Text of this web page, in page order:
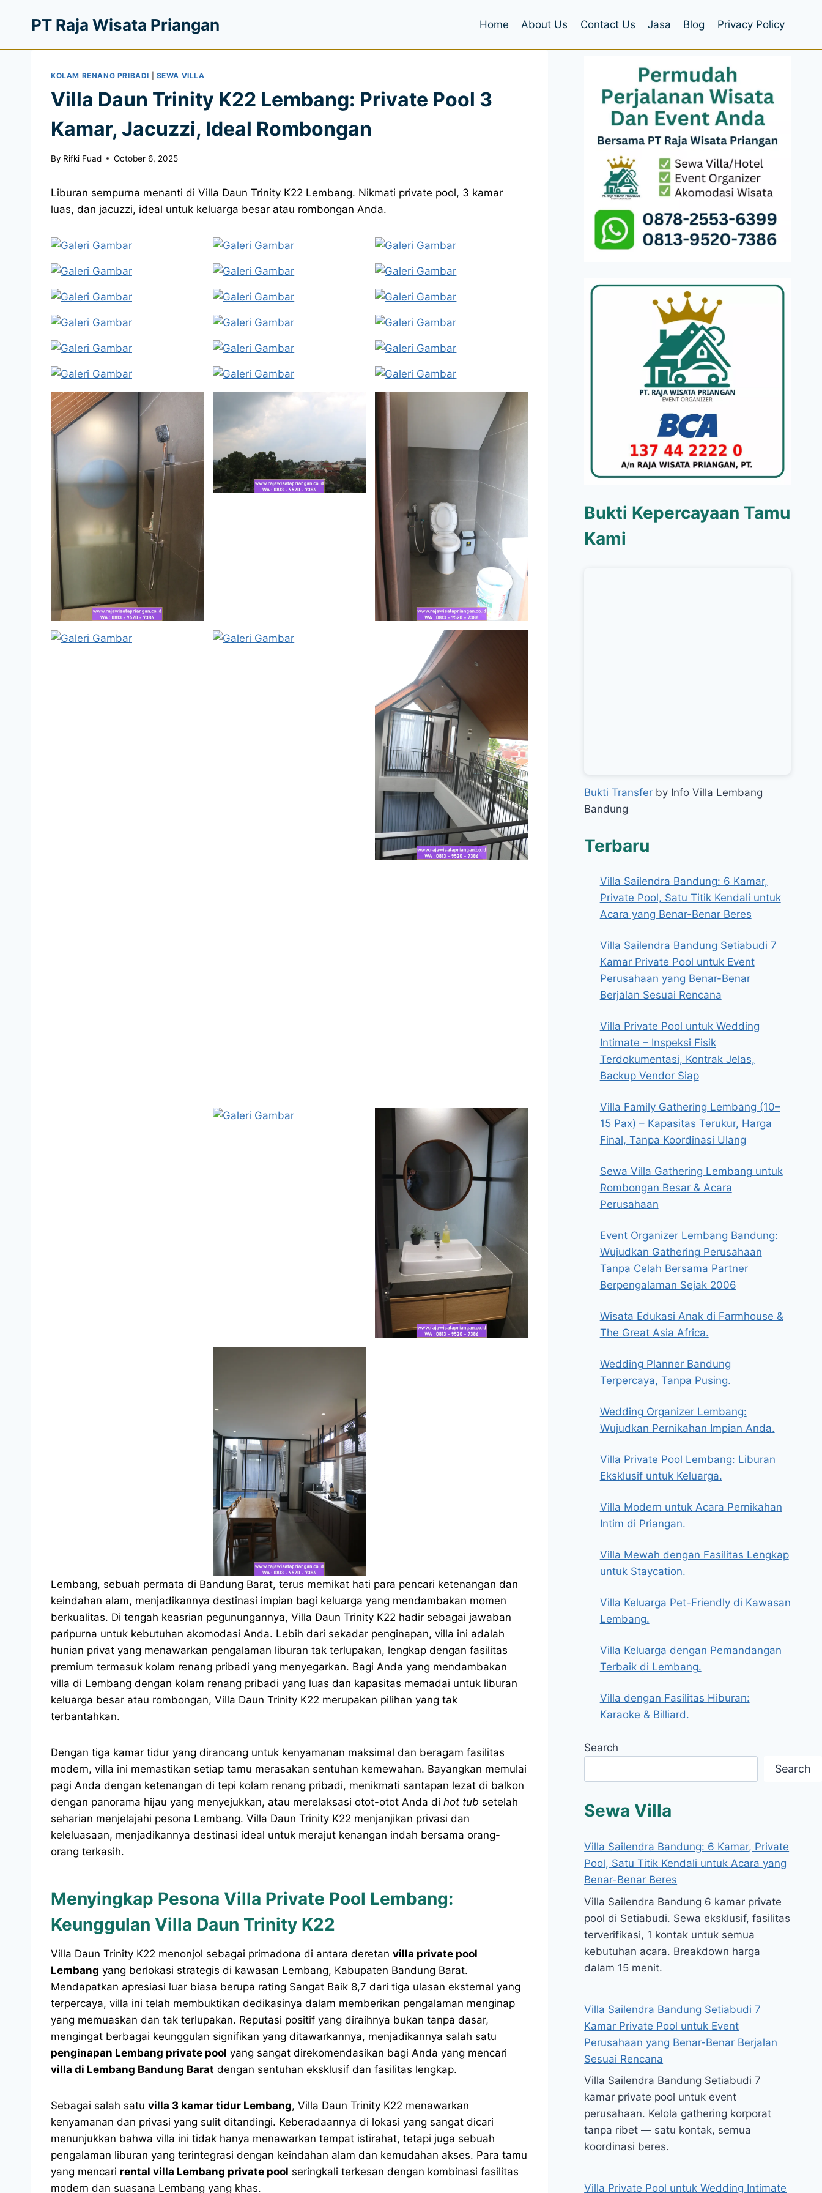
PT Raja Wisata Priangan Home About Us Contact Us Jasa Blog Privacy Policy
KOLAM RENANG PRIBADI SEWA VILLA
Villa Daun Trinity K22 Lembang: Private Pool 3
Kamar, Jacuzzi, Ideal Rombongan
By Rifki Fuad October 6, 2025
Liburan sempurna menanti di Villa Daun Trinity K22 Lembang. Nikmati private pool, 3 kamar
luas, dan jacuzzi, ideal untuk keluarga besar atau rombongan Anda.
Lembang, sebuah permata di Bandung Barat, terus memikat hati para pencari ketenangan dan
keindahan alam, menjadikannya destinasi impian bagi keluarga yang mendambakan momen
berkualitas. Di tengah keasrian pegunungannya, Villa Daun Trinity K22 hadir sebagai jawaban
paripurna untuk kebutuhan akomodasi Anda. Lebih dari sekadar penginapan, villa ini adalah
hunian privat yang menawarkan pengalaman liburan tak terlupakan, lengkap dengan fasilitas
premium termasuk kolam renang pribadi yang menyegarkan. Bagi Anda yang mendambakan
villa di Lembang dengan kolam renang pribadi yang luas dan kapasitas memadai untuk liburan
keluarga besar atau rombongan, Villa Daun Trinity K22 merupakan pilihan yang tak
terbantahkan.
Dengan tiga kamar tidur yang dirancang untuk kenyamanan maksimal dan beragam fasilitas
modern, villa ini memastikan setiap tamu merasakan sentuhan kemewahan. Bayangkan memulai
pagi Anda dengan ketenangan di tepi kolam renang pribadi, menikmati santapan lezat di balkon
dengan panorama hijau yang menyejukkan, atau merelaksasi otot-otot Anda di hot tub setelah
seharian menjelajahi pesona Lembang. Villa Daun Trinity K22 menjanjikan privasi dan
keleluasaan, menjadikannya destinasi ideal untuk merajut kenangan indah bersama orang-
orang terkasih.
Menyingkap Pesona Villa Private Pool Lembang:
Keunggulan Villa Daun Trinity K22
Villa Daun Trinity K22 menonjol sebagai primadona di antara deretan villa private pool
Lembang yang berlokasi strategis di kawasan Lembang, Kabupaten Bandung Barat.
Mendapatkan apresiasi luar biasa berupa rating Sangat Baik 8,7 dari tiga ulasan eksternal yang
terpercaya, villa ini telah membuktikan dedikasinya dalam memberikan pengalaman menginap
yang memuaskan dan tak terlupakan. Reputasi positif yang diraihnya bukan tanpa dasar,
mengingat berbagai keunggulan signifikan yang ditawarkannya, menjadikannya salah satu
penginapan Lembang private pool yang sangat direkomendasikan bagi Anda yang mencari
villa di Lembang Bandung Barat dengan sentuhan eksklusif dan fasilitas lengkap.
Sebagai salah satu villa 3 kamar tidur Lembang, Villa Daun Trinity K22 menawarkan
kenyamanan dan privasi yang sulit ditandingi. Keberadaannya di lokasi yang sangat dicari
menunjukkan bahwa villa ini tidak hanya menawarkan tempat istirahat, tetapi juga sebuah
pengalaman liburan yang terintegrasi dengan keindahan alam dan kemudahan akses. Para tamu
yang mencari rental villa Lembang private pool seringkali terkesan dengan kombinasi fasilitas
modern dan suasana Lembang yang khas.
Bukti Kepercayaan Tamu
Kami
Bukti Transfer by Info Villa Lembang
Bandung
Terbaru
Villa Sailendra Bandung: 6 Kamar,
Private Pool, Satu Titik Kendali untuk
Acara yang Benar-Benar Beres
Villa Sailendra Bandung Setiabudi 7
Kamar Private Pool untuk Event
Perusahaan yang Benar-Benar
Berjalan Sesuai Rencana
Villa Private Pool untuk Wedding
Intimate – Inspeksi Fisik
Terdokumentasi, Kontrak Jelas,
Backup Vendor Siap
Villa Family Gathering Lembang (10–
15 Pax) – Kapasitas Terukur, Harga
Final, Tanpa Koordinasi Ulang
Sewa Villa Gathering Lembang untuk
Rombongan Besar & Acara
Perusahaan
Event Organizer Lembang Bandung:
Wujudkan Gathering Perusahaan
Tanpa Celah Bersama Partner
Berpengalaman Sejak 2006
Wisata Edukasi Anak di Farmhouse &
The Great Asia Africa.
Wedding Planner Bandung
Terpercaya, Tanpa Pusing.
Wedding Organizer Lembang:
Wujudkan Pernikahan Impian Anda.
Villa Private Pool Lembang: Liburan
Eksklusif untuk Keluarga.
Villa Modern untuk Acara Pernikahan
Intim di Priangan.
Villa Mewah dengan Fasilitas Lengkap
untuk Staycation.
Villa Keluarga Pet-Friendly di Kawasan
Lembang.
Villa Keluarga dengan Pemandangan
Terbaik di Lembang.
Villa dengan Fasilitas Hiburan:
Karaoke & Billiard.
Search
Search
Sewa Villa
Villa Sailendra Bandung: 6 Kamar, Private
Pool, Satu Titik Kendali untuk Acara yang
Benar-Benar Beres
Villa Sailendra Bandung 6 kamar private
pool di Setiabudi. Sewa eksklusif, fasilitas
terverifikasi, 1 kontak untuk semua
kebutuhan acara. Breakdown harga
dalam 15 menit.
Villa Sailendra Bandung Setiabudi 7
Kamar Private Pool untuk Event
Perusahaan yang Benar-Benar Berjalan
Sesuai Rencana
Villa Sailendra Bandung Setiabudi 7
kamar private pool untuk event
perusahaan. Kelola gathering korporat
tanpa ribet — satu kontak, semua
koordinasi beres.
Villa Private Pool untuk Wedding Intimate